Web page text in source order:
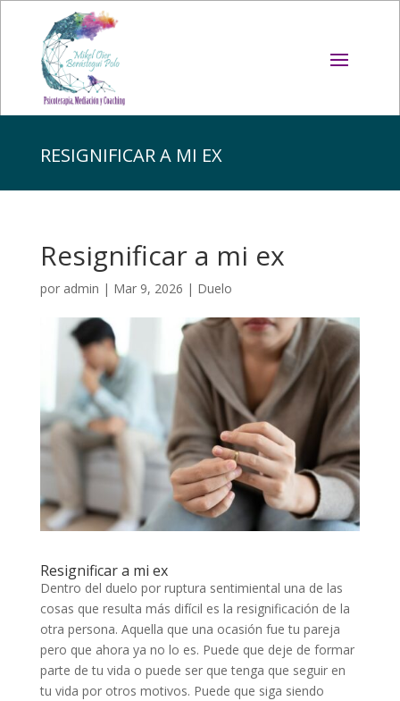
RESIGNIFICAR A MI EX
Resignificar a mi ex
por admin | Mar 9, 2026 | Duelo
Resignificar a mi ex
Dentro del duelo por ruptura sentimiental una de las
cosas que resulta más difícil es la resignificación de la
otra persona. Aquella que una ocasión fue tu pareja
pero que ahora ya no lo es. Puede que deje de formar
parte de tu vida o puede ser que tenga que seguir en
tu vida por otros motivos. Puede que siga siendo